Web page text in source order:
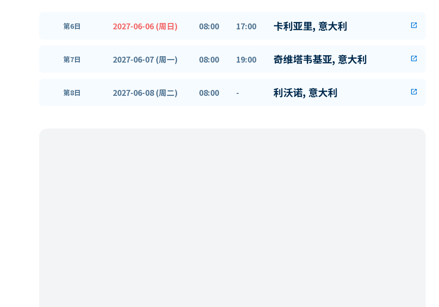
第6日 2027-06-06 (周日) 08:00 17:00 卡利亚里, 意大利 open_in_new
第7日 2027-06-07 (周一) 08:00 19:00 奇维塔韦基亚, 意大利 open_in_new
第8日 2027-06-08 (周二) 08:00 - 利沃诺, 意大利 open_in_new